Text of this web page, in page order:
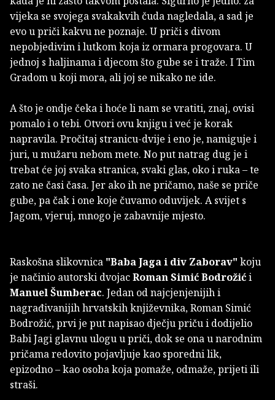
vijeka se svojega svakakvih čuda nagledala, a sad je
evo u priči kakvu ne poznaje. U priči s divom
nepobjedivim i lutkom koja iz ormara progovara. U
jednoj s haljinama i djecom što gube se i traže. I Tim
Gradom u koji mora, ali joj se nikako ne ide.
A što je ondje čeka i hoće li nam se vratiti, znaj, ovisi
pomalo i o tebi. Otvori ovu knjigu i već je korak
napravila. Pročitaj stranicu-dvije i eno je, namiguje i
juri, u mužaru nebom mete. No put natrag dug je i
trebat će joj svaka stranica, svaki glas, oko i ruka – te
zato ne časi časa. Jer ako ih ne pričamo, naše se priče
gube, pa čak i one koje čuvamo oduvijek. A svijet s
Jagom, vjeruj, mnogo je zabavnije mjesto.
Raskošna slikovnica "Baba Jaga i div Zaborav" koju
je načinio autorski dvojacRoman Simić Bodrožići
Manuel Šumberac. Jedan od najcjenjenijih i
nagrađivanijih hrvatskih književnika, Roman Simić
Bodrožić, prvi je put napisao dječju priču i dodijelio
Babi Jagi glavnu ulogu u priči, dok se ona u narodnim
pričama redovito pojavljuje kao sporedni lik,
epizodno – kao osoba koja pomaže, odmaže, prijeti ili
straši.